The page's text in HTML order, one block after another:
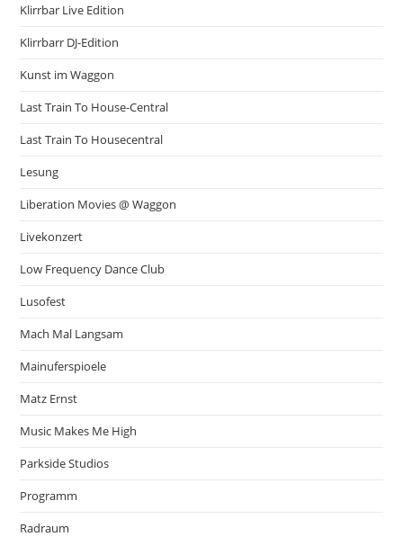
Klirrbar Live Edition
Klirrbarr DJ-Edition
Kunst im Waggon
Last Train To House-Central
Last Train To Housecentral
Lesung
Liberation Movies @ Waggon
Livekonzert
Low Frequency Dance Club
Lusofest
Mach Mal Langsam
Mainuferspioele
Matz Ernst
Music Makes Me High
Parkside Studios
Programm
Radraum